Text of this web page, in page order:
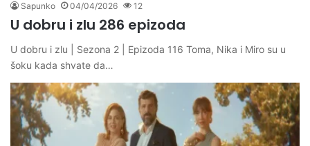
Sapunko 04/04/2026 12
U dobru i zlu 286 epizoda
U dobru i zlu | Sezona 2 | Epizoda 116 Toma, Nika i Miro su u
šoku kada shvate da…